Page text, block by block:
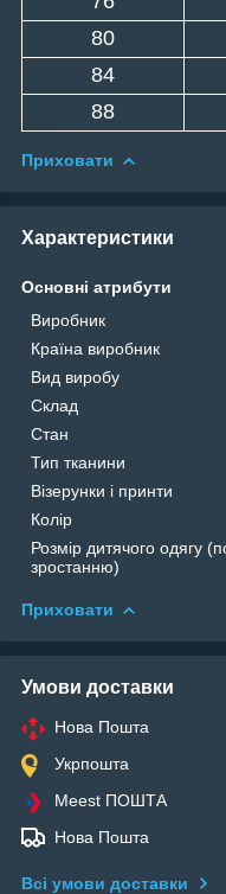
80
84
88
Приховати
Характеристики
Основні атрибути
Виробник
Країна виробник
Вид виробу
Склад
Стан
Тип тканини
Візерунки і принти
Колір
Розмір дитячого одягу
зростанню)
Приховати
Умови доставки
Нова Пошта
Укрпошта
Meest ПОШТА
Нова Пошта
Всі умови доставки